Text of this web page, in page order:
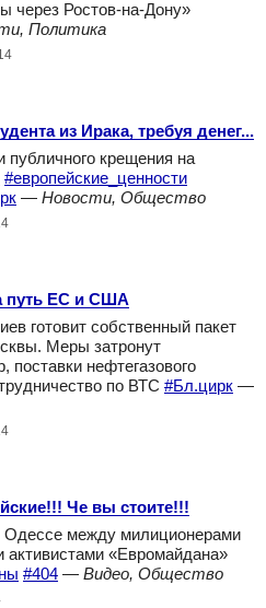
через Ростов-на-Дону»
Политика
из Ирака, требуя денег...
публичного крещения на
#европейские_ценности
— Новости, Общество
путь ЕС и США
готовит собственный пакет
Меры затронут
поставки нефтегазового
по ВТС #Бл.цирк —
Че вы стоите!!!
между милиционерами
активистами «Евромайдана»
#404 — Видео, Общество